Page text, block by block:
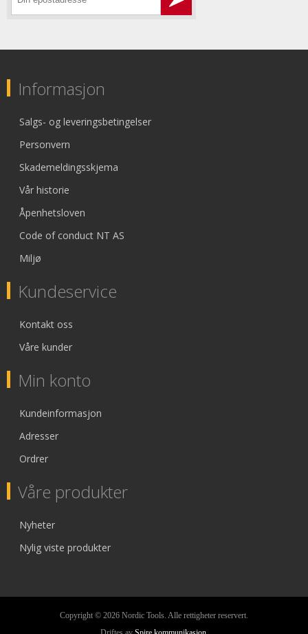
Informasjon
Salgs- og leveringsbetingelser
Personvern
Skademeldingsskjema
Vår historie
Åpenhetsloven
Code of conduct NT AS
Miljø
Kundeservice
Kontakt oss
Våre kunder
Min konto
Kundeinformasjon
Adresser
Ordrer
Våre produkter
Nyheter
Nylig viste produkter
Copyright © 2026 Nordic Tools. Alle rettigheter reservert.